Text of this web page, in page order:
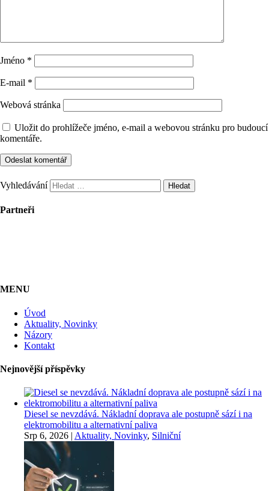
Jméno *
E-mail *
Webová stránka
Uložit do prohlížeče jméno, e-mail a webovou stránku pro budoucí
komentáře.
Vyhledávání
Partneři
MENU
Úvod
Aktuality, Novinky
Názory
Kontakt
Nejnovější příspěvky
Diesel se nevzdává. Nákladní doprava ale postupně sází i na
elektromobilitu a alternativní paliva
Srp 6, 2026 | Aktuality, Novinky, Silniční